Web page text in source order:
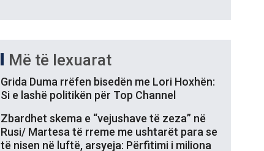
Më të lexuarat
Grida Duma rrëfen bisedën me Lori Hoxhën:
Si e lashë politikën për Top Channel
Zbardhet skema e “vejushave të zeza” në
Rusi/ Martesa të rreme me ushtarët para se
të nisen në luftë, arsyeja: Përfitimi i miliona